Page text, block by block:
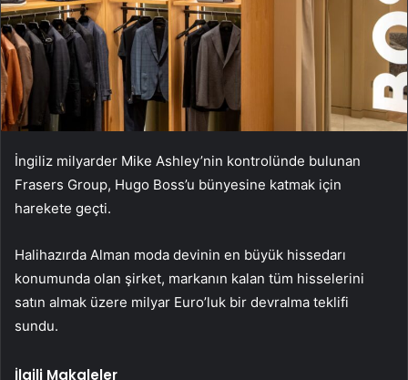
İngiliz milyarder Mike Ashley’nin kontrolünde bulunan
Frasers Group, Hugo Boss’u bünyesine katmak için
harekete geçti.
Halihazırda Alman moda devinin en büyük hissedarı
konumunda olan şirket, markanın kalan tüm hisselerini
satın almak üzere milyar Euro’luk bir devralma teklifi
sundu.
İlgili Makaleler